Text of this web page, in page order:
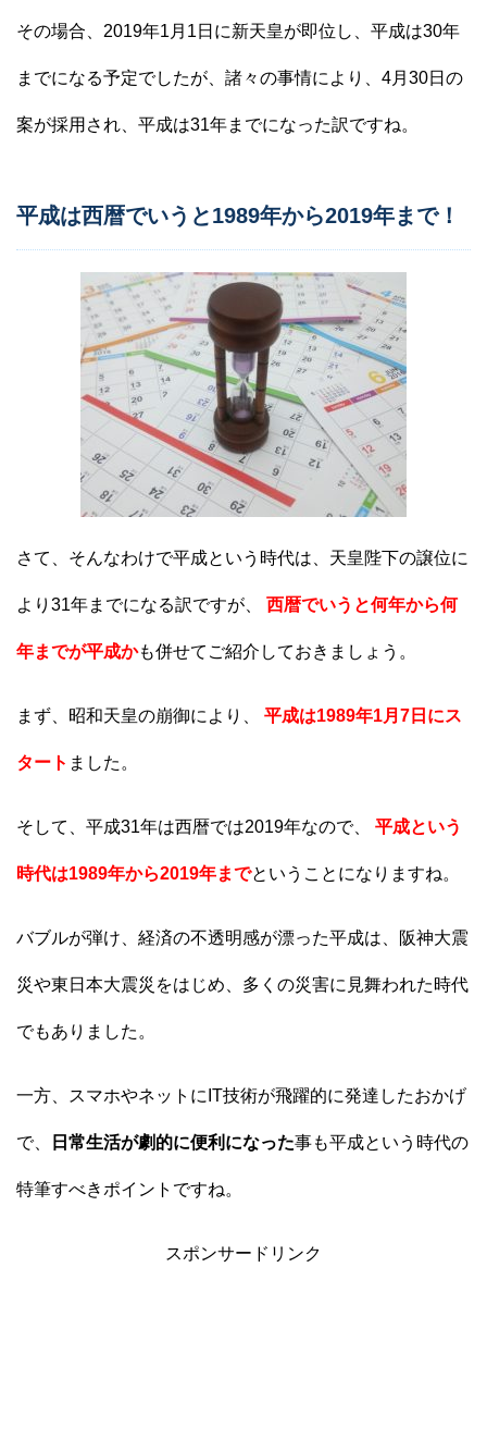
その場合、2019年1月1日に新天皇が即位し、平成は30年
までになる予定でしたが、諸々の事情により、4月30日の
案が採用され、平成は31年までになった訳ですね。
平成は西暦でいうと1989年から2019年まで！
さて、そんなわけで平成という時代は、天皇陛下の譲位に
より31年までになる訳ですが、 西暦でいうと何年から何
年までが平成かも併せてご紹介しておきましょう。
まず、昭和天皇の崩御により、 平成は1989年1月7日にス
タート ました。
そして、平成31年は西暦では2019年なので、 平成という
時代は1989年から2019年までということになりますね。
バブルが弾け、経済の不透明感が漂った平成は、阪神大震
災や東日本大震災をはじめ、多くの災害に見舞われた時代
でもありました。
一方、スマホやネットにIT技術が飛躍的に発達したおかげ
で、 日常生活が劇的に便利になった事も平成という時代の
特筆すべきポイントですね。
スポンサードリンク